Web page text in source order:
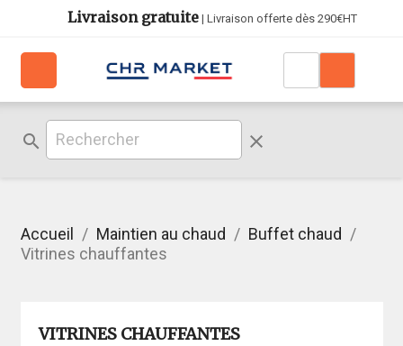
Livraison gratuite| Livraison offerte dès 290€HT
search clear
Accueil Maintien au chaud
Buffet chaud
Vitrines chauffantes
VITRINES CHAUFFANTES